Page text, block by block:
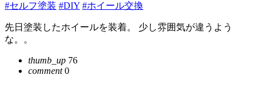
#セルフ塗装 #DIY #ホイール交換
先日塗装したホイールを装着。 少し雰囲気が違うよう
な。。
thumb_up 76
comment0